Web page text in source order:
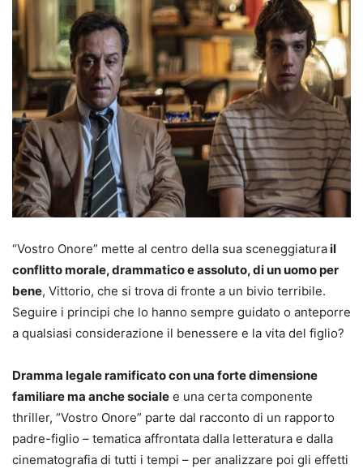
“Vostro Onore” mette al centro della sua sceneggiaturail
conflitto morale, drammatico e assoluto, di un uomo per
bene, Vittorio, che si trova di fronte a un bivio terribile.
Seguire i principi che lo hanno sempre guidato o anteporre
a qualsiasi considerazione il benessere e la vita del figlio?
Dramma legale ramificato con una forte dimensione
familiare ma anche sociale e una certa componente
thriller, “Vostro Onore” parte dal racconto di un rapporto
padre-figlio – tematica affrontata dalla letteratura e dalla
cinematografia di tutti i tempi – per analizzare poi gli effetti